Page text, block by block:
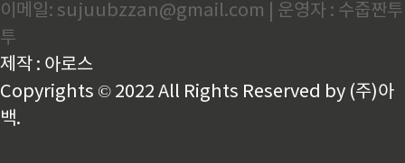
이메일: sujuubzzan@gmail.com | 운영자 : 수줍짠투
투
제작 : 아로스
Copyrights © 2022 All Rights Reserved by (주)아
백.